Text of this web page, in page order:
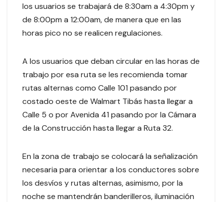
los usuarios se trabajará de 8:30am a 4:30pm y
de 8:00pm a 12:00am, de manera que en las
horas pico no se realicen regulaciones.
A los usuarios que deban circular en las horas de
trabajo por esa ruta se les recomienda tomar
rutas alternas como Calle 101 pasando por
costado oeste de Walmart Tibás hasta llegar a
Calle 5 o por Avenida 41 pasando por la Cámara
de la Construcción hasta llegar a Ruta 32.
En la zona de trabajo se colocará la señalización
necesaria para orientar a los conductores sobre
los desvíos y rutas alternas, asimismo, por la
noche se mantendrán banderilleros, iluminación